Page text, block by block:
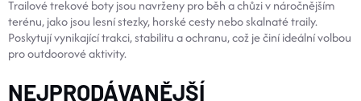
BOTY A PONOŽKY
Trailové trekové boty jsou navrženy pro běh a chůzi v náročnějším
terénu, jako jsou lesní stezky, horské cesty nebo skalnaté traily.
Poskytují vynikající trakci, stabilitu a ochranu, což je činí ideální volbou
pro outdoorové aktivity.
NEJPRODÁVANĚJŠÍ